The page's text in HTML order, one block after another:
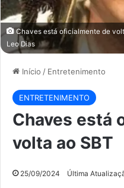
Chaves está oficialmente de
Leo Dias
Início / Entretenimento
ENTRETENIMENTO
Chaves está
volta ao SBT
25/09/2024 Última